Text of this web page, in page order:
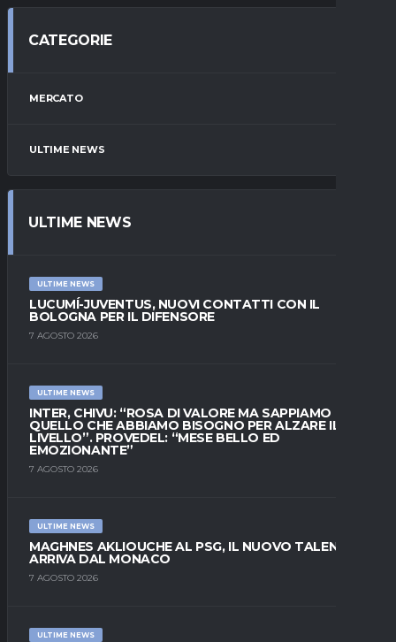
CATEGORIE
MERCATO
ULTIME NEWS
ULTIME NEWS
ULTIME NEWS
LUCUMÍ-JUVENTUS, NUOVI CONTATTI CON IL
BOLOGNA PER IL DIFENSORE
7 AGOSTO 2026
ULTIME NEWS
INTER, CHIVU: “ROSA DI VALORE MA SAPPIAMO
QUELLO CHE ABBIAMO BISOGNO PER ALZARE IL
LIVELLO”. PROVEDEL: “MESE BELLO ED
EMOZIONANTE”
7 AGOSTO 2026
ULTIME NEWS
MAGHNES AKLIOUCHE AL PSG, IL NUOVO TALENTO
ARRIVA DAL MONACO
7 AGOSTO 2026
ULTIME NEWS